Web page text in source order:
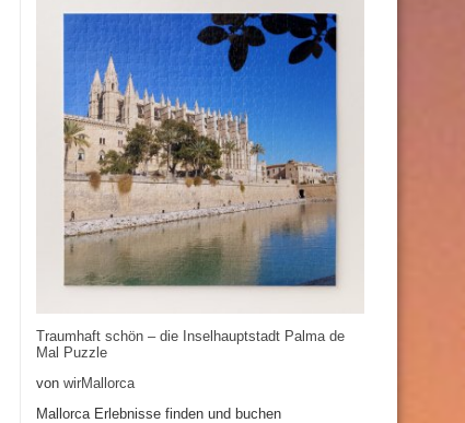
Traumhaft schön – die Inselhauptstadt Palma de
Mal Puzzle
von wirMallorca
Mallorca Erlebnisse finden und buchen